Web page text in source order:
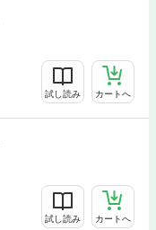
試し読み カートへ
試し読み カートへ